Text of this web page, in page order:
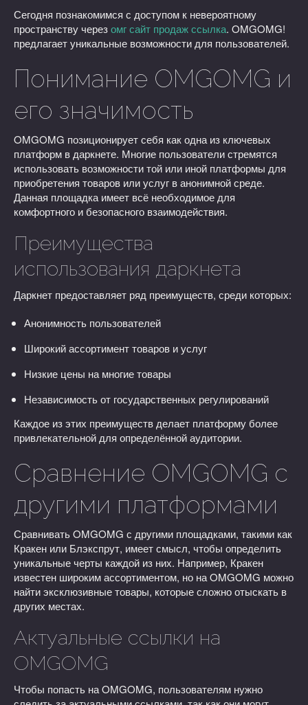
Сегодня познакомимся с доступом к невероятному
пространству черезомг сайт продаж ссылка. OMGOMG!
предлагает уникальные возможности для пользователей.
Понимание OMGOMG и
его значимость
OMGOMG позиционирует себя как одна из ключевых
платформ в даркнете. Многие пользователи стремятся
использовать возможности той или иной платформы для
приобретения товаров или услуг в анонимной среде.
Данная площадка имеет всё необходимое для
комфортного и безопасного взаимодействия.
Преимущества
использования даркнета
Даркнет предоставляет ряд преимуществ, среди которых:
Анонимность пользователей
Широкий ассортимент товаров и услуг
Низкие цены на многие товары
Независимость от государственных регулирований
Каждое из этих преимуществ делает платформу более
привлекательной для определённой аудитории.
Сравнение OMGOMG с
другими платформами
Сравнивать OMGOMG с другими площадками, такими как
Кракен или Блэкспрут, имеет смысл, чтобы определить
уникальные черты каждой из них. Например, Кракен
известен широким ассортиментом, но на OMGOMG можно
найти эксклюзивные товары, которые сложно отыскать в
других местах.
Актуальные ссылки на
OMGOMG
Чтобы попасть на OMGOMG, пользователям нужно